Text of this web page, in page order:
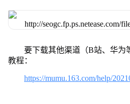
要下载其他渠道（B站、华为
教程：
https://mumu.163.com/help/